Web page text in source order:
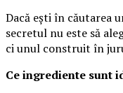
Dacă ești în căutarea
secretul nu este să
ci unul construit în
Ce ingrediente sunt